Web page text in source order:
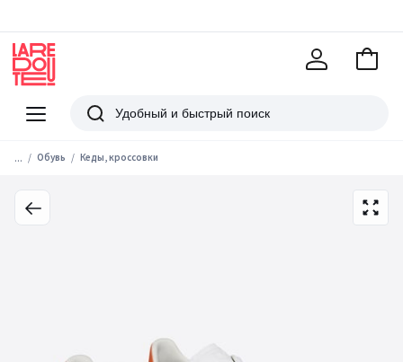
Меню
Redoute
Поиск
В
... Обувь Кеды, кроссовки